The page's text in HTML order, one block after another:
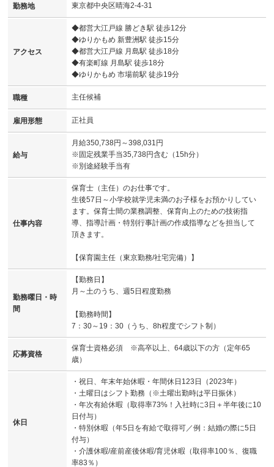
勤務地 東京都中央区晴海2-4-31
アクセス
◆都営大江戸線 勝どき駅 徒歩12分
◆ゆりかもめ 新豊洲駅 徒歩15分
◆都営大江戸線 月島駅 徒歩18分
◆有楽町線 月島駅 徒歩18分
◆ゆりかもめ 市場前駅 徒歩19分
職種 主任候補
雇用形態 正社員
給与
月給350,738円～398,031円
※固定残業手当35,738円含む（15h分）
※別途経験手当有
仕事内容
保育士（主任）のお仕事です。
生後57日～小学校就学児未満のお子様をお預かりしてい
ます。保育士間の業務調整、保育向上のための技術指
導、指導計画・特別行事計画の作成指導などを担当して
頂きます。
【保育園主任（東京勤務/社宅完備）】
勤務曜日・時
間
【勤務日】
月～土のうち、週5日程度勤務
【勤務時間】
7：30～19：30（うち、8h程度でシフト制）
応募資格
保育士資格必須 ※高卒以上、64歳以下の方（定年65
歳）
休日
・祝日、年末年始休暇・年間休日123日（2023年）
・土曜日はシフト勤務（※土曜出勤時は平日振休）
・年次有給休暇（取得率73%！入社時に3日＋半年後に10
日付与）
・特別休暇（年5日を有給で取得可／例：結婚の際に5日
付与）
・介護休暇/産前産後休暇/育児休暇（取得率100％、復職
率83％）